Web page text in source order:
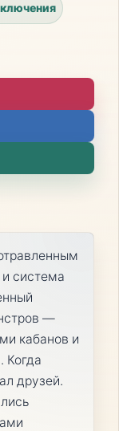
система
—
кабанов и
Когда
друзей.